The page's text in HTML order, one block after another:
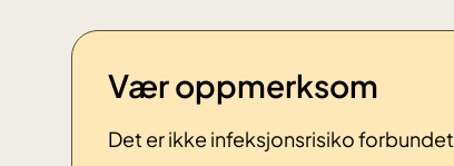
Vær oppmerksom
Det er ikke infeksjonsrisiko